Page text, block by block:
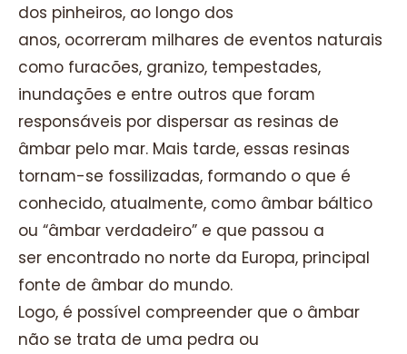
dos pinheiros, ao longo dos
anos, ocorreram milhares de eventos naturais
como furacões, granizo, tempestades,
inundações e entre outros que foram
responsáveis por dispersar as resinas de
âmbar pelo mar. Mais tarde, essas resinas
tornam-se fossilizadas, formando o que é
conhecido, atualmente, como âmbar báltico
ou “âmbar verdadeiro” e que passou a
ser encontrado no norte da Europa, principal
fonte de âmbar do mundo.
Logo, é possível compreender que o âmbar
não se trata de uma pedra ou